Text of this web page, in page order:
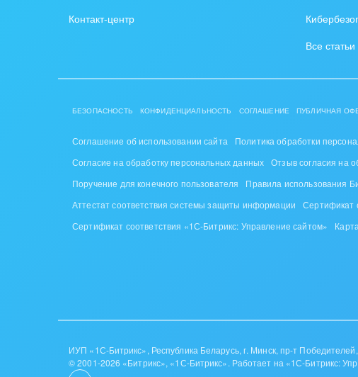
/ Интранета
Транспорт,
АПК и
Выставки,
Контакт-центр
Все статьи
БЕЗОПАСНОСТЬ КОНФИДЕНЦИАЛЬНОСТЬ СОГЛАШЕНИЕ ПУБЛИЧНАЯ
Соглашение об использовании сайта
Политика обработки
Согласие на обработку персональных данных Отзыв согласия на
Поручение для конечного пользователя
Правила использования
Аттестат соответствия системы защиты информации
Сертификат
Сертификат соответствия «1С-Битрикс: Управление сайтом»
ИУП «1С-Битрикс», Республика Беларусь, г. Минск, пр-т
© 2001-2026 «Битрикс», «1С-Битрикс». Работает на «1С-Битрикс: